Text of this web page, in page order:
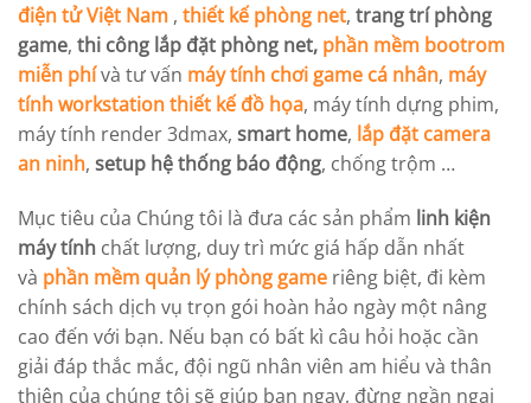
điện tử Việt Nam , thiết kế phòng net, trang trí phòng
game, thi công lắp đặt phòng net, phần mềm bootrom
miễn phívà tư vấn máy tính chơi game cá nhân, máy
tính workstationthiết kế đồ họa, máy tính dựng phim,
máy tính render 3dmax, smart home, lắp đặt camera
an ninh, setup hệ thống báo động, chống trộm …
Mục tiêu của Chúng tôi là đưa các sản phẩm linh kiện
máy tính chất lượng, duy trì mức giá hấp dẫn nhất
và phần mềm quản lý phòng game riêng biệt, đi kèm
chính sách dịch vụ trọn gói hoàn hảo ngày một nâng
cao đến với bạn. Nếu bạn có bất kì câu hỏi hoặc cần
giải đáp thắc mắc, đội ngũ nhân viên am hiểu và thân
thiện của chúng tôi sẽ giúp bạn ngay, đừng ngần ngại